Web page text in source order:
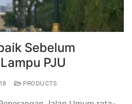
Sebelum
PJU
PRODUCTS